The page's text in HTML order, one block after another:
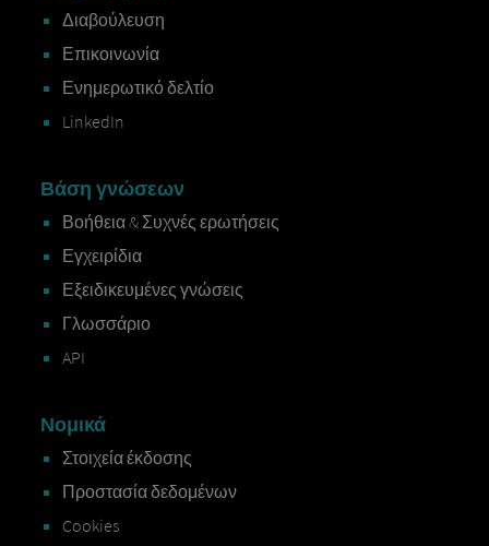
Διαβούλευση
Επικοινωνία
Ενημερωτικό δελτίο
LinkedIn
Βάση γνώσεων
Βοήθεια & Συχνές ερωτήσεις
Εγχειρίδια
Εξειδικευμένες γνώσεις
Γλωσσάριο
API
Νομικά
Στοιχεία έκδοσης
Προστασία δεδομένων
Cookies